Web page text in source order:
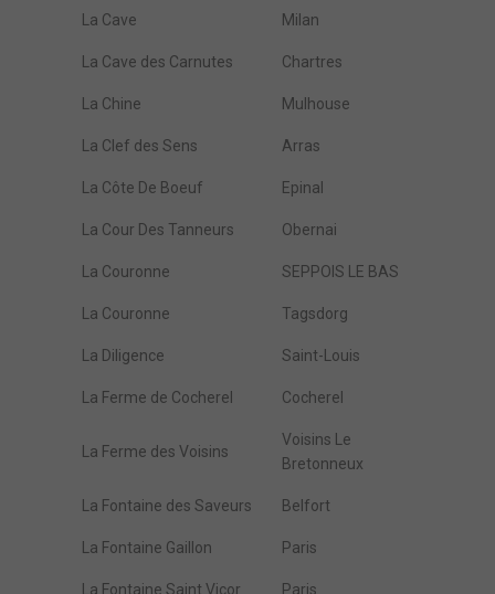
La Cave Milan
La Cave des Carnutes Chartres
La Chine Mulhouse
La Clef des Sens Arras
La Côte De Boeuf Epinal
La Cour Des Tanneurs Obernai
La Couronne SEPPOIS LE BAS
La Couronne Tagsdorg
La Diligence Saint-Louis
La Ferme de Cocherel Cocherel
La Ferme des Voisins
Voisins Le
Bretonneux
La Fontaine des Saveurs Belfort
La Fontaine Gaillon Paris
La Fontaine Saint Vicor Paris